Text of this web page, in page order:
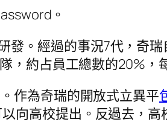
。
發。經過的事況7代，奇
，約占員工總數的20%，
作為奇瑞的開放式立異平
向高校提出。反過去，